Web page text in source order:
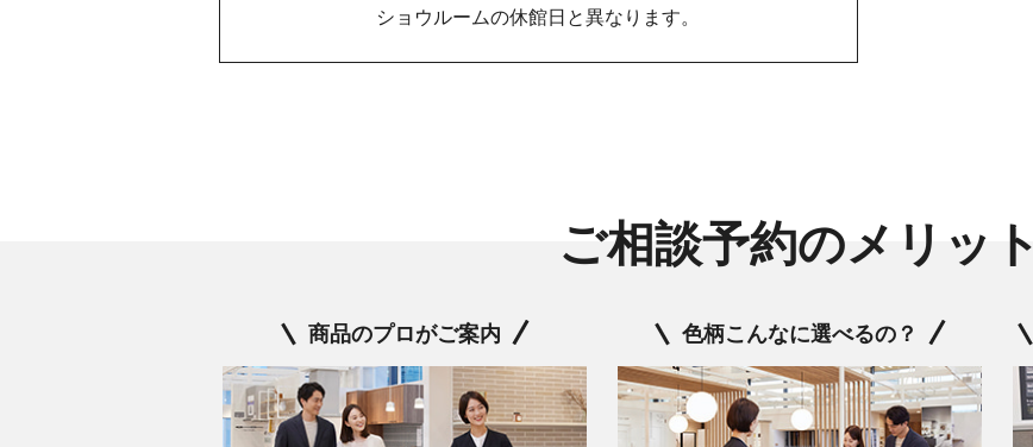
ショウルームの休館日と異なります。
ご相談予約のメリット
商品のプロがご案内 色柄こんなに選べるの？